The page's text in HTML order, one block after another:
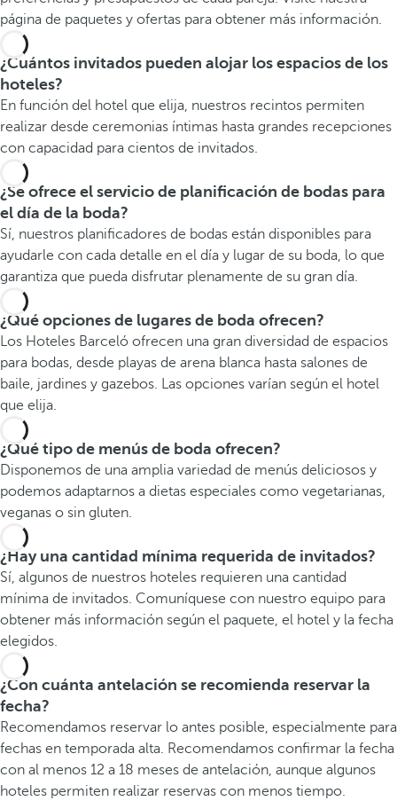
página de paquetes y ofertas para obtener más información.
¿Cuántos invitados pueden alojar los espacios de los
hoteles?
En función del hotel que elija, nuestros recintos permiten
realizar desde ceremonias íntimas hasta grandes recepciones
con capacidad para cientos de invitados.
¿Se ofrece el servicio de planificación de bodas para
el día de la boda?
Sí, nuestros planificadores de bodas están disponibles para
ayudarle con cada detalle en el día y lugar de su boda, lo que
garantiza que pueda disfrutar plenamente de su gran día.
¿Qué opciones de lugares de boda ofrecen?
Los Hoteles Barceló ofrecen una gran diversidad de espacios
para bodas, desde playas de arena blanca hasta salones de
baile, jardines y gazebos. Las opciones varían según el hotel
que elija.
¿Qué tipo de menús de boda ofrecen?
Disponemos de una amplia variedad de menús deliciosos y
podemos adaptarnos a dietas especiales como vegetarianas,
veganas o sin gluten.
¿Hay una cantidad mínima requerida de invitados?
Sí, algunos de nuestros hoteles requieren una cantidad
mínima de invitados. Comuníquese con nuestro equipo para
obtener más información según el paquete, el hotel y la fecha
elegidos.
¿Con cuánta antelación se recomienda reservar la
fecha?
Recomendamos reservar lo antes posible, especialmente para
fechas en temporada alta. Recomendamos confirmar la fecha
con al menos 12 a 18 meses de antelación, aunque algunos
hoteles permiten realizar reservas con menos tiempo.